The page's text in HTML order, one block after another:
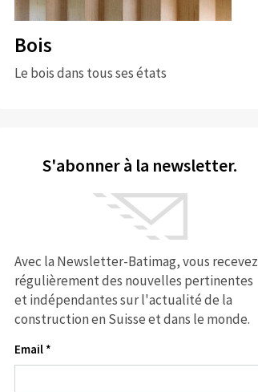
Bois
Le bois dans tous ses états
S'abonner à la newsletter.
Avec la Newsletter-Batimag, vous recevez
régulièrement des nouvelles pertinentes
et indépendantes sur l'actualité de la
construction en Suisse et dans le monde.
Email *